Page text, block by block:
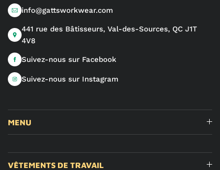
info@gattsworkwear.com
441 rue des Bâtisseurs, Val-des-Sources, QC J1T
4V8
Suivez-nous sur Facebook
Suivez-nous sur Instagram
MENU
VÊTEMENTS DE TRAVAIL